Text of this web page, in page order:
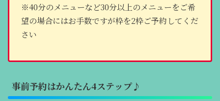
※40分のメニューなど30分以上のメニューをご希
望の場合にはお手数ですが枠を2枠ご予約してくだ
さい
事前予約はかんたん4ステップ♪